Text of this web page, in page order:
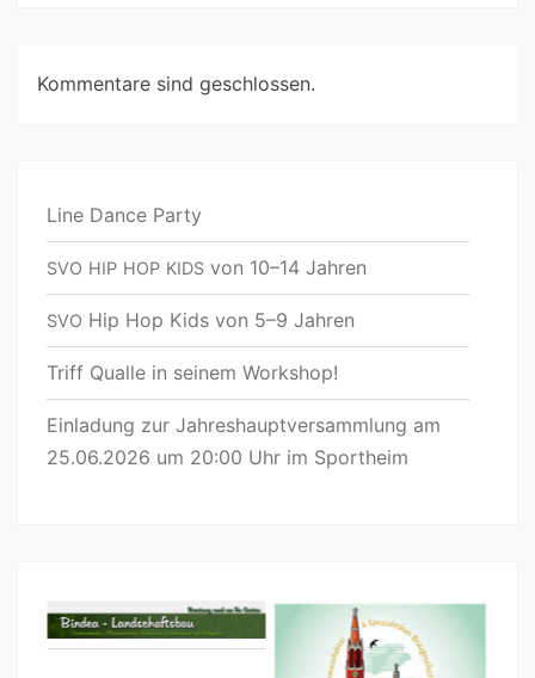
Kommentare sind geschlossen.
Line Dance Party
SVO HIP HOP KIDS von 10–14 Jahren
SVO Hip Hop Kids von 5–9 Jahren
Triff Qualle in seinem Workshop!
Einladung zur Jahreshauptversammlung am
25.06.2026 um 20:00 Uhr im Sportheim